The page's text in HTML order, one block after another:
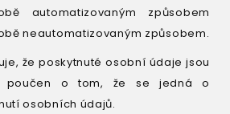
automatizovaným způsobem
neautomatizovaným způsobem.
že poskytnuté osobní údaje jsou
o tom, že se jedná o
osobních údajů.